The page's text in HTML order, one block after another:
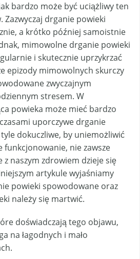
bardzo może być uciążliwy ten
Zazwyczaj drganie powieki
a krótko później samoistnie
mimowolne drganie powieki
i skutecznie uprzykrzać
epizody mimowolnych skurczy
zwyczajnym
stresem. W
powieka może mieć bardzo
uporczywe drganie
dokuczliwe, by uniemożliwić
funkcjonowanie, nie zawsze
z naszym zdrowiem dzieje się
artykule wyjaśniamy
powieki spowodowane oraz
należy się martwić.
doświadczają tego objawu,
na łagodnych i mało